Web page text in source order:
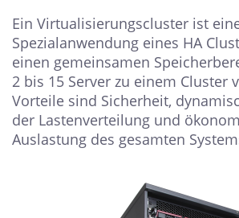
Ein Virtualisierungscluster ist
Spezialanwendung eines HA
einen gemeinsamen
2 bis 15 Server zu einem Cluster
Vorteile sind Sicherheit,
der Lastenverteilung und
Auslastung des gesamten